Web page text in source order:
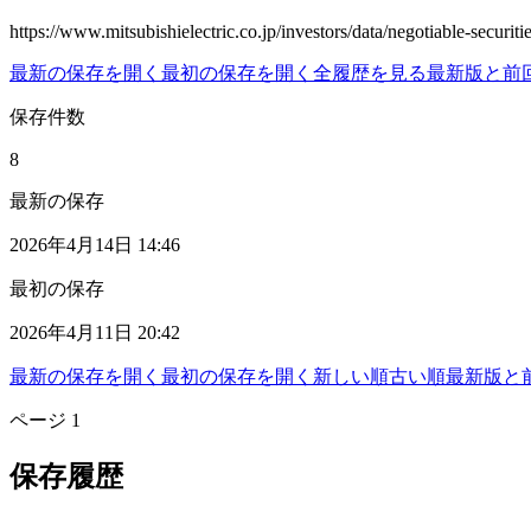
https://www.mitsubishielectric.co.jp/investors/data/negotiable-
最新の保存を開く 最初の保存を開く 全履歴を見る最新版と前
保存件数
8
最新の保存
2026年4月14日 14:46
最初の保存
2026年4月11日 20:42
最新の保存を開く 最初の保存を開く 新しい順古い順最新版と
ページ 1
保存履歴